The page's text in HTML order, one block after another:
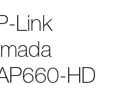
Link
HD